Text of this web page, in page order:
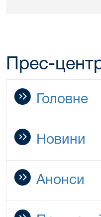
Прес-
Головне
Новини
Анонси